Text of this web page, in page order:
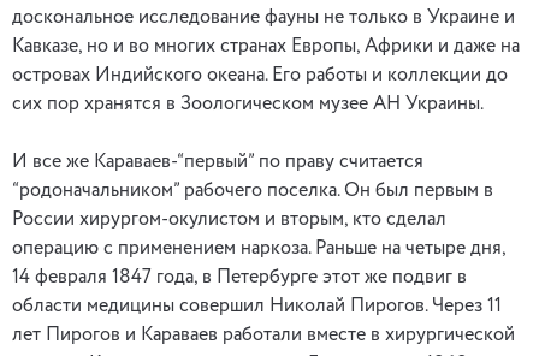
доскональное исследование фауны не только в Украине и
Кавказе, но и во многих странах Европы, Африки и даже на
островах Индийского океана. Его работы и коллекции до
сих пор хранятся в Зоологическом музее АН Украины.
И все же Караваев-“первый” по праву считается
“родоначальником” рабочего поселка. Он был первым в
России хирургом-окулистом и вторым, кто сделал
операцию с применением наркоза. Раньше на четыре дня,
14 февраля 1847 года, в Петербурге этот же подвиг в
области медицины совершил Николай Пирогов. Через 11
лет Пирогов и Караваев работали вместе в хирургической